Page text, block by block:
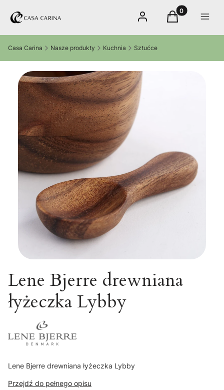
Zaloguj sięProdukty w
Koszyk Menu
Casa Carina Nasze produkty Kuchnia Sztućce
Lene Bjerre drewniana
łyżeczka Lybby
Lene Bjerre drewniana łyżeczka Lybby
Przejdź do pełnego opisu